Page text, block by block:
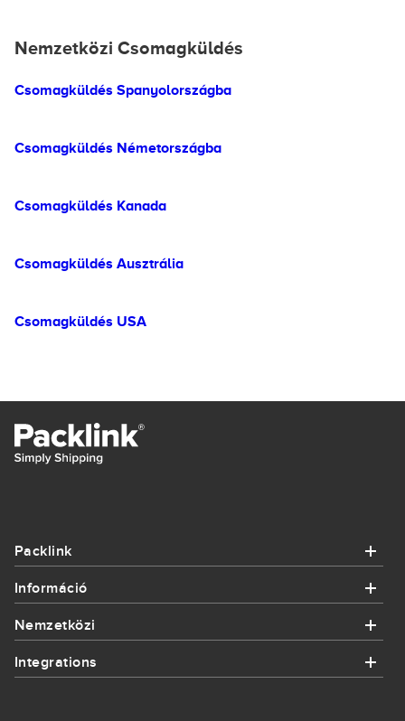
Nemzetközi Csomagküldés
Csomagküldés Spanyolországba
Csomagküldés Németországba
Csomagküldés Kanada
Csomagküldés Ausztrália
Csomagküldés USA
Packlink
Információ
Nemzetközi
Nemzetközi
Integrations